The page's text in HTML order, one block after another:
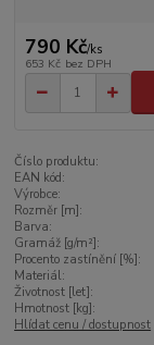
790 Kč/ks
653 Kč bez DPH
Číslo produktu:
EAN kód:
Výrobce:
Rozměr [m]:
Barva:
Gramáž [g/m²]:
Procento zastínění [%]:
Materiál:
Životnost [let]:
Hmotnost [kg]:
Hlídat cenu / dostupnost